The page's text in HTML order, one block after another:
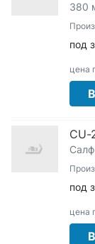
380
под
цена
CU-
под
цена